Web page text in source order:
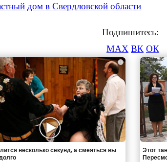
дом в Свердловской области
Подпишитесь:
MAX ВК ОК
i
несколько секунд, а смеяться вы
Этот